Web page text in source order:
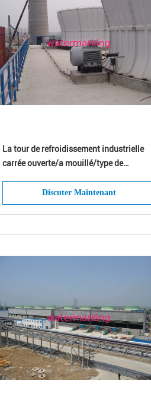
La tour de refroidissement industrielle
carrée ouverte/a mouillé/type de
Discuter Maintenant